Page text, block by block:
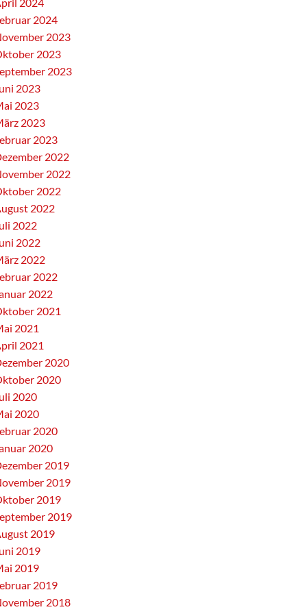
2024
2024
2023
2023
2023
2023
2023
2023
2023
2022
2022
2022
2022
2022
2022
2022
2022
2022
2021
2021
2021
2020
2020
2020
2020
2020
2020
2019
2019
2019
2019
2019
2019
2019
2019
2018